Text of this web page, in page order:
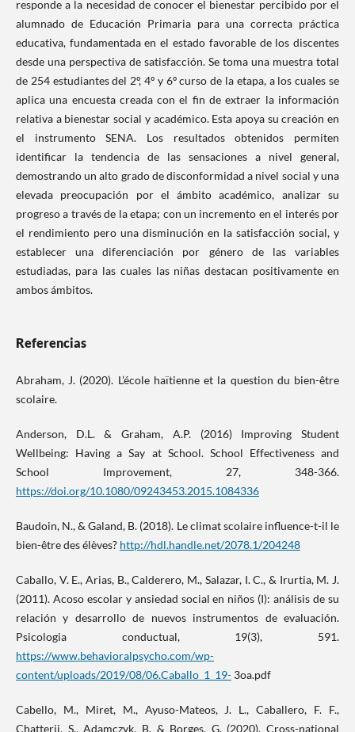
responde a la necesidad de conocer el bienestar percibido por el
alumnado de Educación Primaria para una correcta práctica
educativa, fundamentada en el estado favorable de los discentes
desde una perspectiva de satisfacción. Se toma una muestra total
de 254 estudiantes del 2º, 4º y 6º curso de la etapa, a los cuales se
aplica una encuesta creada con el fin de extraer la información
relativa a bienestar social y académico. Esta apoya su creación en
el instrumento SENA. Los resultados obtenidos permiten
identificar la tendencia de las sensaciones a nivel general,
demostrando un alto grado de disconformidad a nivel social y una
elevada preocupación por el ámbito académico, analizar su
progreso a través de la etapa; con un incremento en el interés por
el rendimiento pero una disminución en la satisfacción social, y
establecer una diferenciación por género de las variables
estudiadas, para las cuales las niñas destacan positivamente en
ambos ámbitos.
Referencias
Abraham, J. (2020). L’école haïtienne et la question du bien-être
scolaire.
Anderson, D.L. & Graham, A.P. (2016) Improving Student
Wellbeing: Having a Say at School. School Effectiveness and
School Improvement, 27, 348-366.
https://doi.org/10.1080/09243453.2015.1084336
Baudoin, N., & Galand, B. (2018). Le climat scolaire influence-t-il le
bien-être des élèves? http://hdl.handle.net/2078.1/204248
Caballo, V. E., Arias, B., Calderero, M., Salazar, I. C., & Irurtia, M. J.
(2011). Acoso escolar y ansiedad social en niños (I): análisis de su
relación y desarrollo de nuevos instrumentos de evaluación.
Psicologia conductual, 19(3), 591.
https://www.behavioralpsycho.com/wp-
content/uploads/2019/08/06.Caballo_1_19-3oa.pdf
Cabello, M., Miret, M., Ayuso-Mateos, J. L., Caballero, F. F.,
Chatterji, S., Adamczyk, B. & Borges, G. (2020). Cross-national